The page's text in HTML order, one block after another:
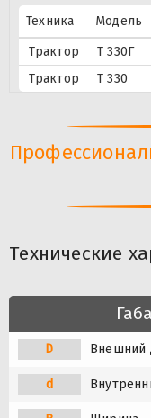
Техника Модель
Трактор
Т 330Г
Трактор
Т 330
Технические
D Внешний
d